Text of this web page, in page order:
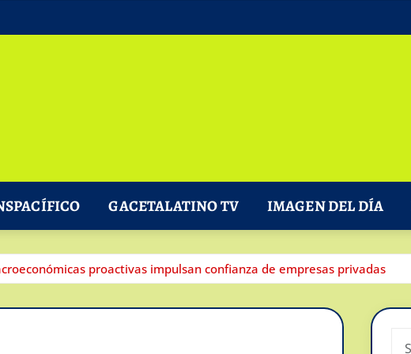
GACETALATINO TV IMAGEN DEL DÍA
proactivas impulsan confianza de empresas privadas